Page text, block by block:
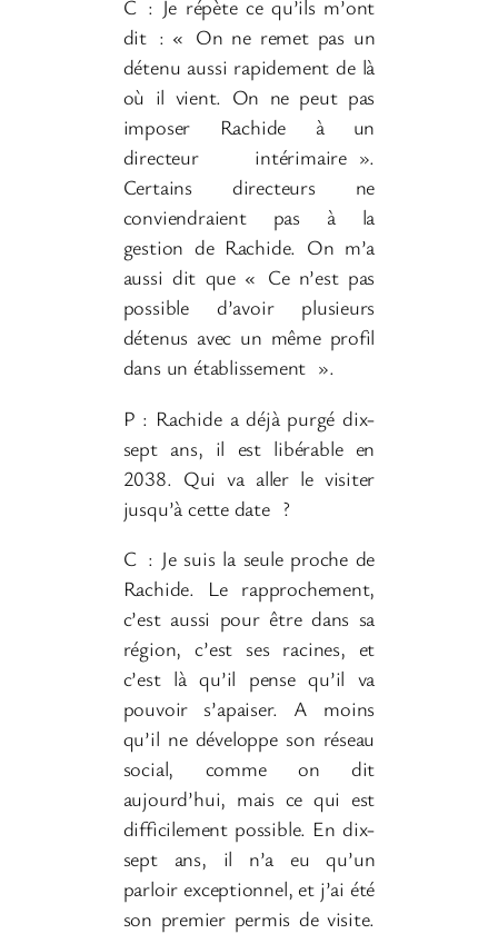
C : Je répète ce qu’ils m’ont
dit : « On ne remet pas un
détenu aussi rapidement de là
où il vient. On ne peut pas
imposer Rachide à un
directeur intérimaire ».
Certains directeurs ne
conviendraient pas à la
gestion de Rachide. On m’a
aussi dit que « Ce n’est pas
possible d’avoir plusieurs
détenus avec un même profil
dans un établissement ».
P : Rachide a déjà purgé dix-
sept ans, il est libérable en
2038. Qui va aller le visiter
jusqu’à cette date ?
C : Je suis la seule proche de
Rachide. Le rapprochement,
c’est aussi pour être dans sa
région, c’est ses racines, et
c’est là qu’il pense qu’il va
pouvoir s’apaiser. A moins
qu’il ne développe son réseau
social, comme on dit
aujourd’hui, mais ce qui est
difficilement possible. En dix-
sept ans, il n’a eu qu’un
parloir exceptionnel, et j’ai été
son premier permis de visite.